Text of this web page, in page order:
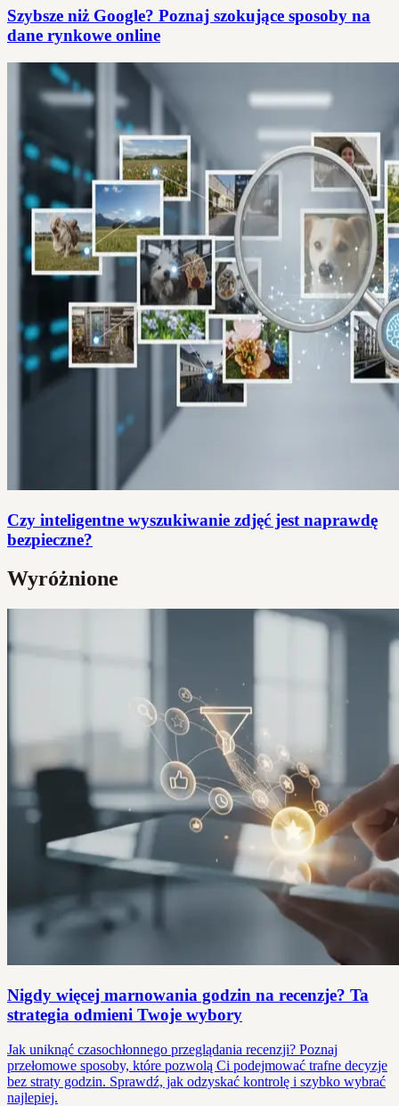
Szybsze niż Google? Poznaj szokujące sposoby na
dane rynkowe online
Czy inteligentne wyszukiwanie zdjęć jest naprawdę
bezpieczne?
Wyróżnione
Nigdy więcej marnowania godzin na recenzje? Ta
strategia odmieni Twoje wybory
Jak uniknąć czasochłonnego przeglądania recenzji? Poznaj
przełomowe sposoby, które pozwolą Ci podejmować trafne decyzje
bez straty godzin. Sprawdź, jak odzyskać kontrolę i szybko wybrać
najlepiej.